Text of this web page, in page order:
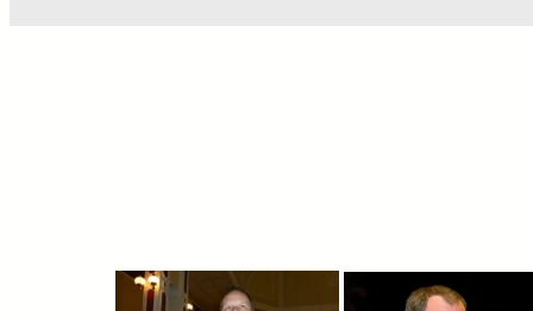
ZAJEČICKÝCH 60
ŽÁKŮ ÚSPĚŠNÉ